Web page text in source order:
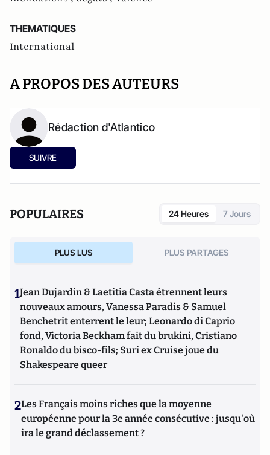
THEMATIQUES
International
A PROPOS DES AUTEURS
Rédaction d'Atlantico
SUIVRE
POPULAIRES 24 Heures 7 Jours
PLUS LUS PLUS PARTAGES
1Jean Dujardin & Laetitia Casta étrennent leurs
nouveaux amours, Vanessa Paradis & Samuel
Benchetrit enterrent le leur; Leonardo di Caprio
fond, Victoria Beckham fait du brukini, Cristiano
Ronaldo du bisco-fils; Suri ex Cruise joue du
Shakespeare queer
2Les Français moins riches que la moyenne
européenne pour la 3e année consécutive : jusqu'où
ira le grand déclassement ?